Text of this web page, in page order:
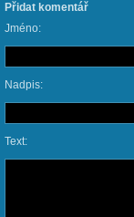
Přidat komentář
Jméno:
Nadpis:
Text: